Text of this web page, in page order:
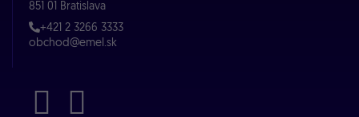
851 01 Bratislava
+421 2 3266 3333
obchod@emel.sk